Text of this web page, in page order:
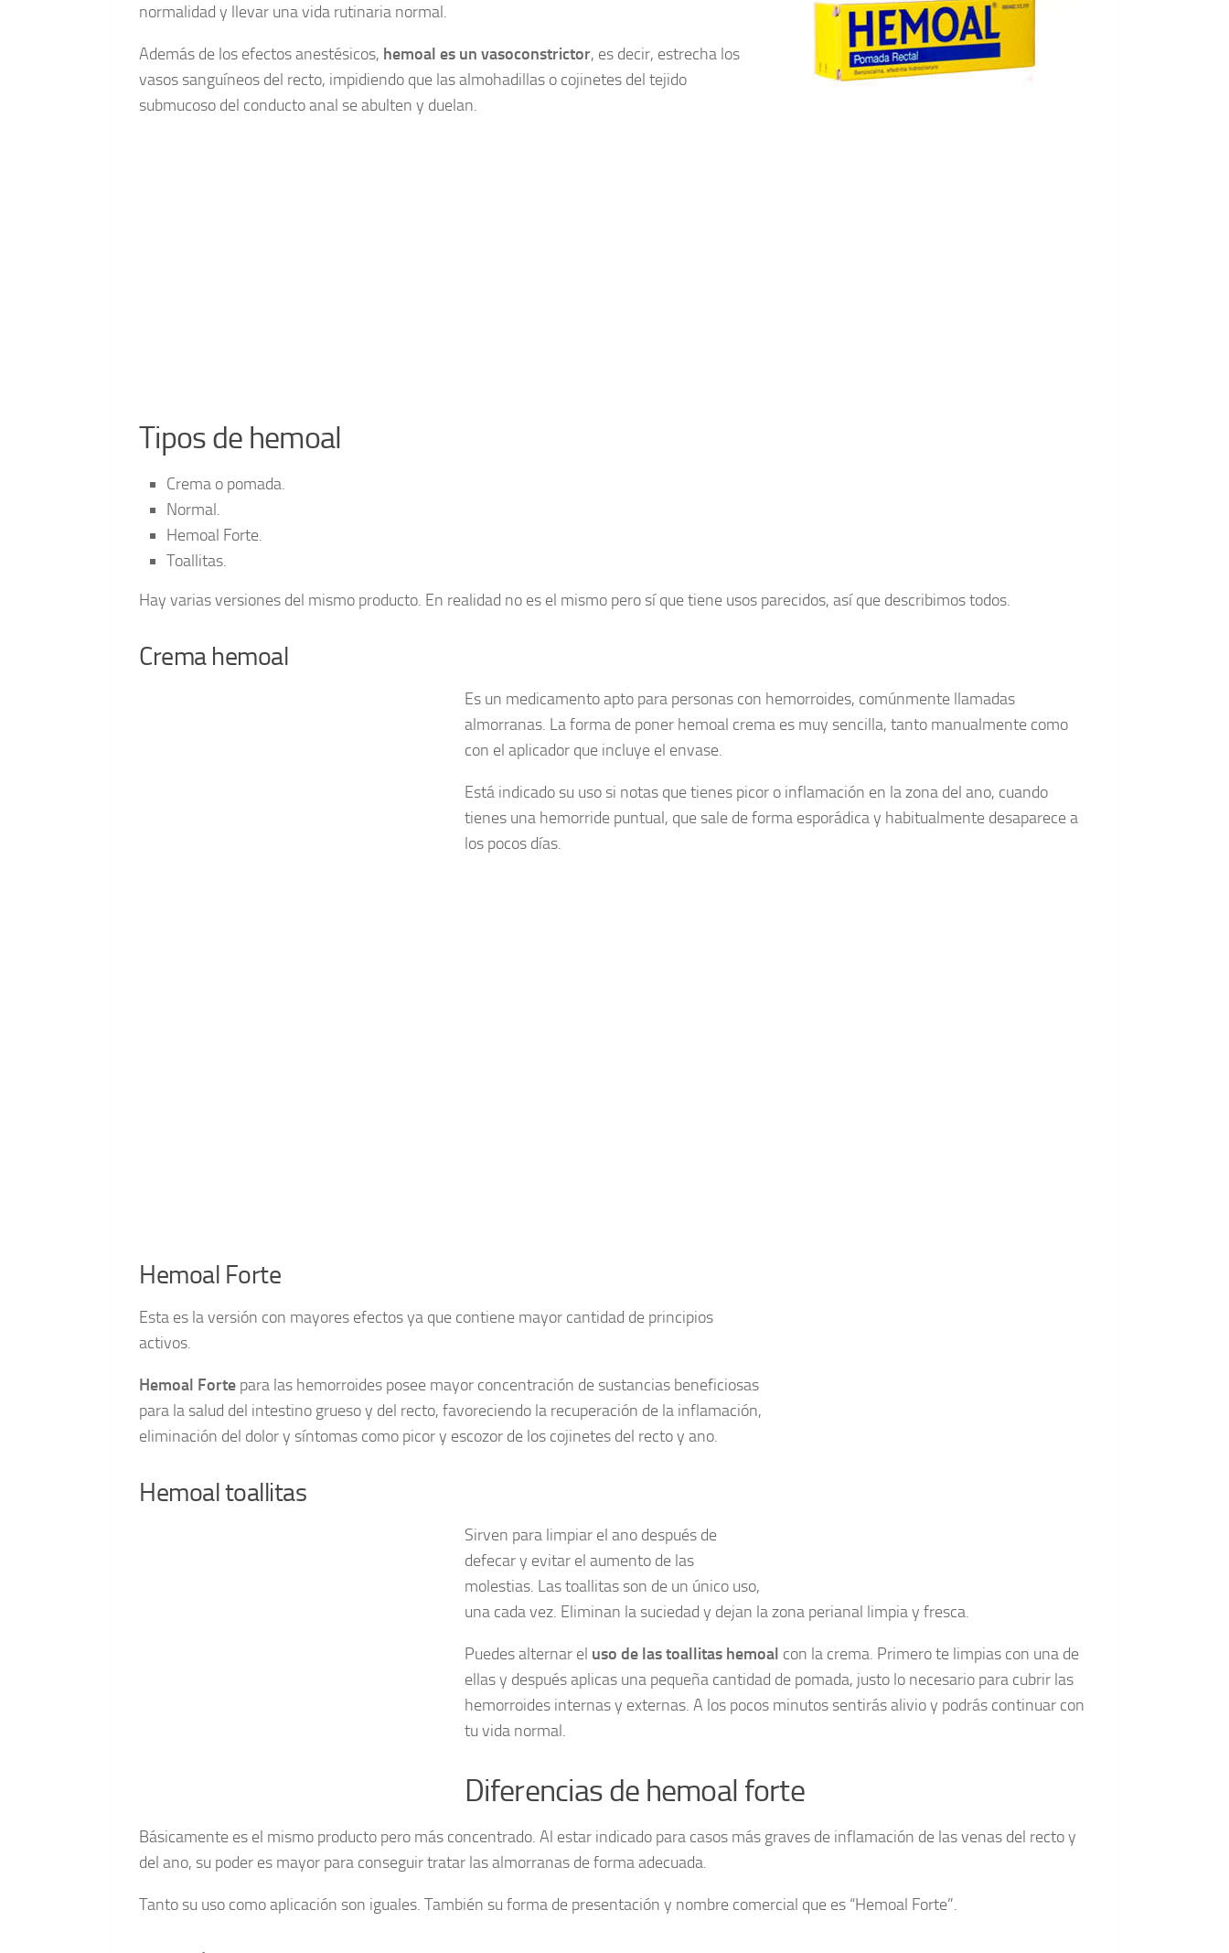
normalidad y llevar una vida rutinaria normal.
Además de los efectos anestésicos, hemoal es un vasoconstrictor, es decir, estrecha los
vasos sanguíneos del recto, impidiendo que las almohadillas o cojinetes del tejido
submucoso del conducto anal se abulten y duelan.
Tipos de hemoal
Crema o pomada.
Normal.
Hemoal Forte.
Toallitas.
Hay varias versiones del mismo producto. En realidad no es el mismo pero sí que tiene usos parecidos, así que describimos todos.
Crema hemoal
Es un medicamento apto para personas con hemorroides, comúnmente llamadas
almorranas. La forma de poner hemoal crema es muy sencilla, tanto manualmente como
con el aplicador que incluye el envase.
Está indicado su uso si notas que tienes picor o inflamación en la zona del ano, cuando
tienes una hemorride puntual, que sale de forma esporádica y habitualmente desaparece a
los pocos días.
Hemoal Forte
Esta es la versión con mayores efectos ya que contiene mayor cantidad de principios
activos.
Hemoal Forte para las hemorroides posee mayor concentración de sustancias beneficiosas
para la salud del intestino grueso y del recto, favoreciendo la recuperación de la inflamación,
eliminación del dolor y síntomas como picor y escozor de los cojinetes del recto y ano.
Hemoal toallitas
Sirven para limpiar el ano después de
defecar y evitar el aumento de las
molestias. Las toallitas son de un único uso,
una cada vez. Eliminan la suciedad y dejan la zona perianal limpia y fresca.
Puedes alternar el uso de las toallitas hemoal con la crema. Primero te limpias con una de
ellas y después aplicas una pequeña cantidad de pomada, justo lo necesario para cubrir las
hemorroides internas y externas. A los pocos minutos sentirás alivio y podrás continuar con
tu vida normal.
Diferencias de hemoal forte
Básicamente es el mismo producto pero más concentrado. Al estar indicado para casos más graves de inflamación de las venas del recto y
del ano, su poder es mayor para conseguir tratar las almorranas de forma adecuada.
Tanto su uso como aplicación son iguales. También su forma de presentación y nombre comercial que es “Hemoal Forte”.